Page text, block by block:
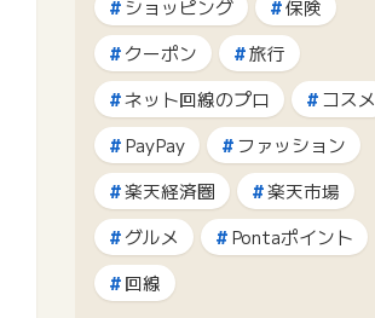
ショッピング
保険
クーポン
旅行
ネット回線のプロ
コスメ
PayPay
ファッション
楽天経済圏
楽天市場
グルメ
Pontaポイント
回線